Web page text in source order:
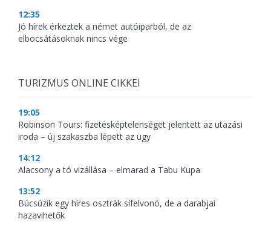
12:35
Jó hírek érkeztek a német autóiparból, de az
elbocsátásoknak nincs vége
TURIZMUS ONLINE CIKKEI
19:05
Robinson Tours: fizetésképtelenséget jelentett az utazási
iroda – új szakaszba lépett az ügy
14:12
Alacsony a tó vizállása – elmarad a Tabu Kupa
13:52
Búcsúzik egy híres osztrák sífelvonó, de a darabjai
hazavihetők